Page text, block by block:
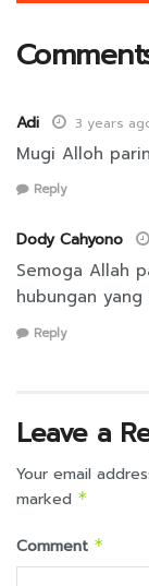
Adi 3 years
Mugi Alloh
Reply
Dody Cahyono
Semoga Allah
hubungan yang
Reply
Leave a
Your email
marked *
Comment *